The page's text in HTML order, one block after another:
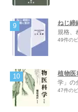
ねじ締
規格、
49件の
植物医
学」の
47件の